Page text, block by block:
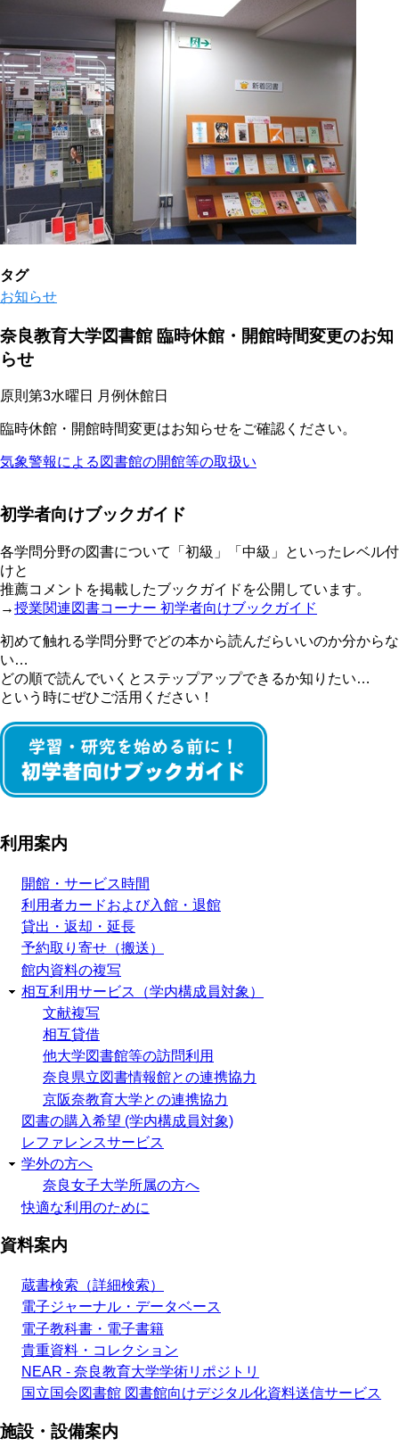
タグ
お知らせ
奈良教育大学図書館 臨時休館・開館時間変更のお知
らせ
原則第3水曜日 月例休館日
臨時休館・開館時間変更はお知らせをご確認ください。
気象警報による図書館の開館等の取扱い
初学者向けブックガイド
各学問分野の図書について「初級」「中級」といったレベル付
けと
推薦コメントを掲載したブックガイドを公開しています。
→授業関連図書コーナー 初学者向けブックガイド
初めて触れる学問分野でどの本から読んだらいいのか分からな
い…
どの順で読んでいくとステップアップできるか知りたい…
という時にぜひご活用ください！
利用案内
開館・サービス時間
利用者カードおよび入館・退館
貸出・返却・延長
予約取り寄せ（搬送）
館内資料の複写
相互利用サービス（学内構成員対象）
文献複写
相互貸借
他大学図書館等の訪問利用
奈良県立図書情報館との連携協力
京阪奈教育大学との連携協力
図書の購入希望 (学内構成員対象)
レファレンスサービス
学外の方へ
奈良女子大学所属の方へ
快適な利用のために
資料案内
蔵書検索（詳細検索）
電子ジャーナル・データベース
電子教科書・電子書籍
貴重資料・コレクション
NEAR - 奈良教育大学学術リポジトリ
国立国会図書館 図書館向けデジタル化資料送信サービス
施設・設備案内